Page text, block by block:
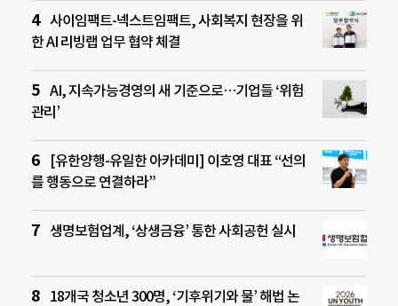
사이임팩트-넥스트임팩트, 사회복지 현장을 위
한 AI 리빙랩 업무 협약 체결
AI, 지속가능경영의 새 기준으로…기업들 ‘위험
관리’
[유한양행-유일한 아카데미] 이호영 대표 “선의
를 행동으로 연결하라”
생명보험업계, ‘상생금융’ 통한 사회공헌 실시
18개국 청소년 300명, ‘기후위기와 물’ 해법 논